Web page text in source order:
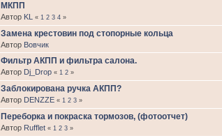
МКПП
Автор KL « 1 2 3 4»
Замена крестовин под стопорные кольца
Автор Вовчик
Фильтр АКПП и фильтра салона.
Автор Dj_Drop « 1 2»
Заблокирована ручка АКПП?
Автор DENZZE « 1 2 3»
Переборка и покраска тормозов, (фотоотчет)
Автор Rufflet « 1 2 3»